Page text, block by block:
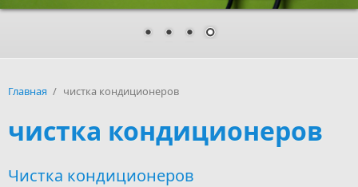
Главная / чистка кондиционеров
чистка кондиционеров
Чистка кондиционеров